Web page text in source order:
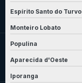
Espírito Santo do Turvo
Monteiro Lobato
Populina
Aparecida d'Oeste
Iporanga